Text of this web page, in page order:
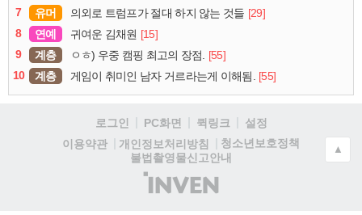
7
유머 의외로 트럼프가 절대 하지 않는 것들 [29]
8
연예 귀여운 김채원 [15]
9
계층 ㅇㅎ) 우중 캠핑 최고의 장점.
[55]
10
계층 게임이 취미인 남자 거르라는게 이해됨. [55]
로그인 PC화면 퀵링크
설정
이용약관
개인정보처리방침
청소년보호정책
불법촬영물신고안내
(주)
인
▲